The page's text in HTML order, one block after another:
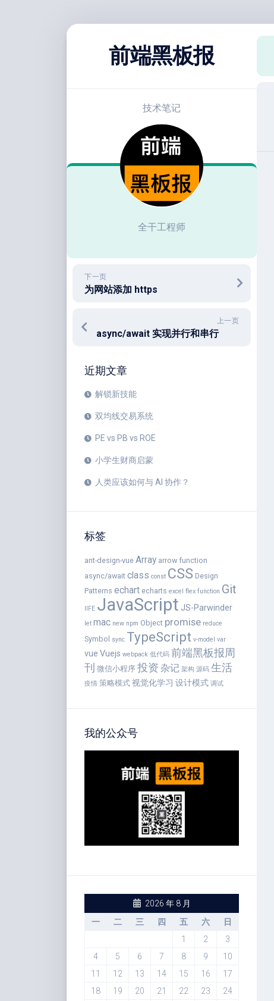
前端黑板报
技术笔记
全干工程师
下一页
为网站添加 https
上一页
async/await 实现并行和串行
近期文章
解锁新技能
双均线交易系统
PE vs PB vs ROE
小学生财商启蒙
人类应该如何与 AI 协作？
标签
ant-design-vue Array arrow function
async/await class const CSS Design
Patterns echart echarts excel flex function Git
IIFE JavaScript JS-Parwinder
let mac new npm Object promise reduce
Symbol sync TypeScript v-model var
vue Vuejs webpack 低代码 前端黑板报周
刊 微信小程序 投资 杂记 架构 源码 生活
疫情 策略模式 视觉化学习 设计模式 调试
我的公众号
2026 年 8 月
一
二 三 四 五 六
日
1
2
3
4
5 6 7 8 9
10
11
12 13 14 15 16
17
18
19 20 21 22 23
24